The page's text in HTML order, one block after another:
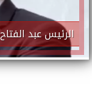
الرئيس عبد